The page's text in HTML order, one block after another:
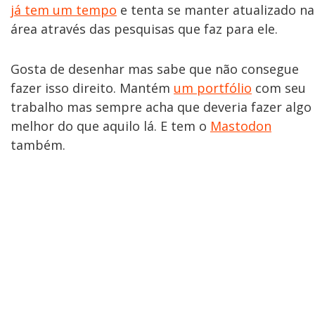
já tem um tempo e tenta se manter atualizado na
área através das pesquisas que faz para ele.
Gosta de desenhar mas sabe que não consegue
fazer isso direito. Mantém um portfólio com seu
trabalho mas sempre acha que deveria fazer algo
melhor do que aquilo lá. E tem o Mastodon
também.